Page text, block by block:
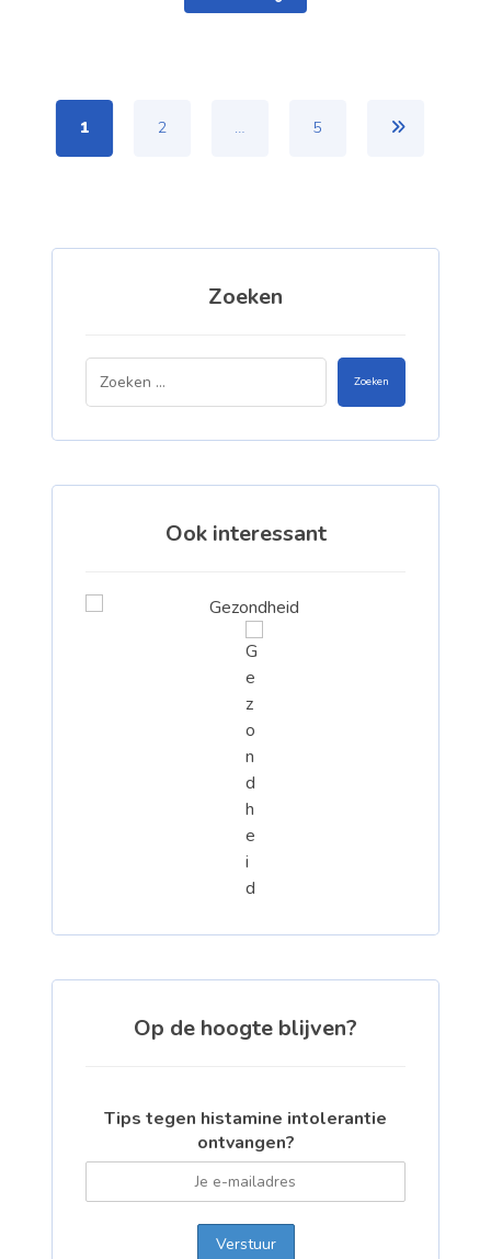
1 2 … 5
Zoeken
Zoeken
Ook interessant
Op de hoogte blijven?
Tips tegen histamine intolerantie
ontvangen?